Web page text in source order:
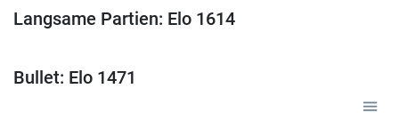
Langsame Partien: Elo 1614
Bullet: Elo 1471